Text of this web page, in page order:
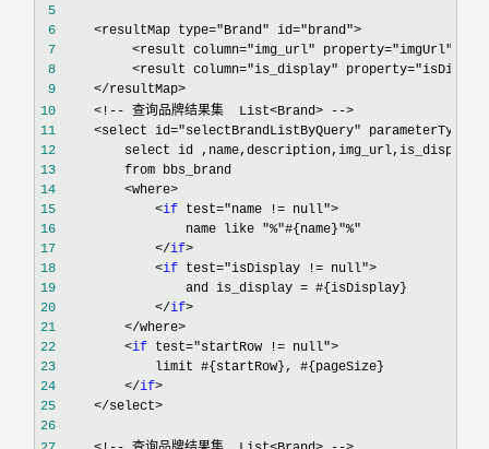
5
6
7
8
9
10
11
12
13
14
15
             <
if
16
17
             </
if
18
             <
if
19
                 and is_display =
20
             </
if
21
22
         <
if
23
24
         </
if
25
26